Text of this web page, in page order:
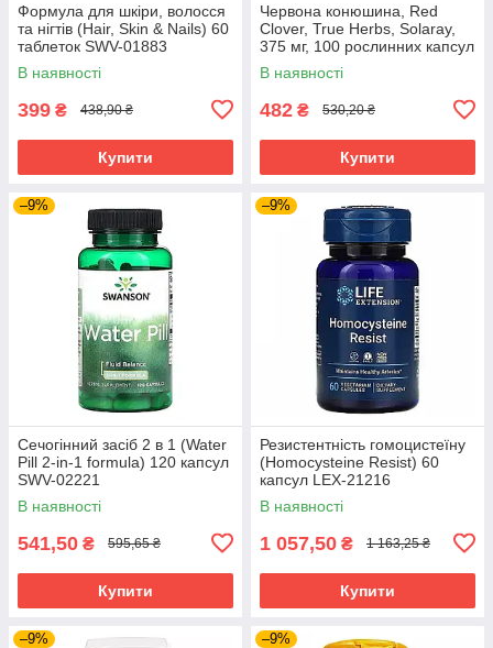
Формула для шкіри, волосся
та нігтів (Hair, Skin & Nails) 60
таблеток SWV-01883
В наявності
399 ₴ 438,90 ₴
Купити
Червона конюшина, Red
Clover, True Herbs, Solaray,
375 мг, 100 рослинних капсул
SOR-01480
В наявності
482 ₴ 530,20 ₴
Купити
–9%
Сечогінний засіб 2 в 1 (Water
Pill 2-in-1 formula) 120 капсул
SWV-02221
В наявності
541,50 ₴ 595,65 ₴
Купити
–9%
Резистентність гомоцистеїну
(Homocysteine Resist) 60
капсул LEX-21216
В наявності
1 057,50 ₴ 1 163,25 ₴
Купити
–9% –9%